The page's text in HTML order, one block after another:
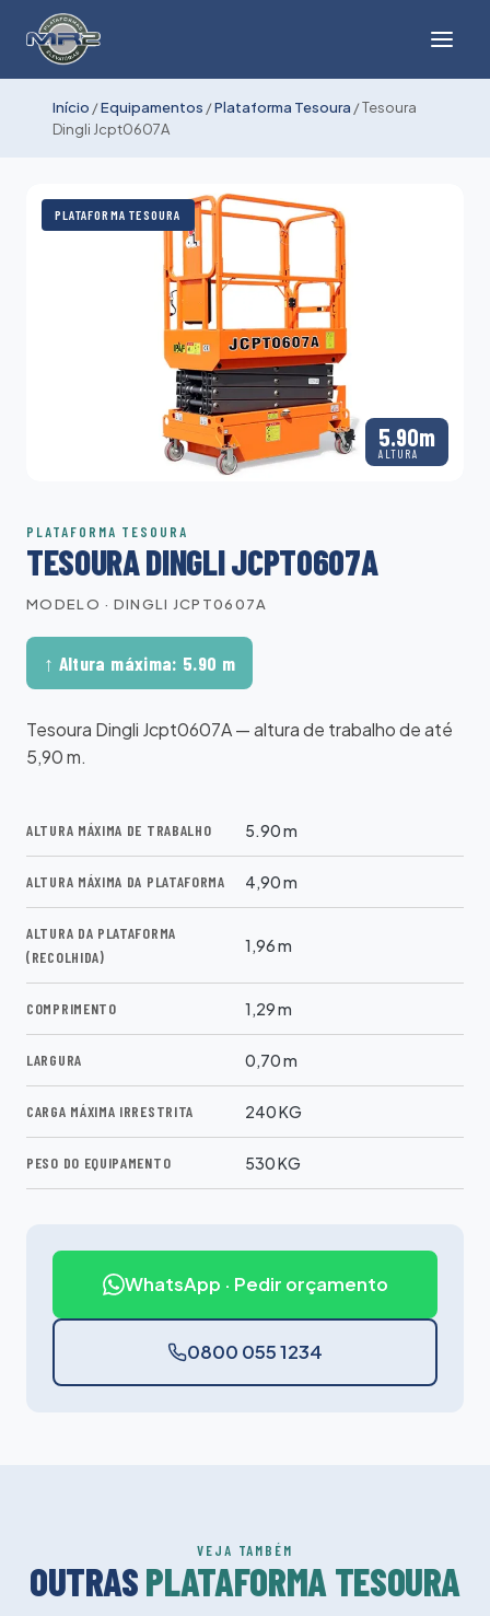
Início /Equipamentos /Plataforma Tesoura /Tesoura
Dingli Jcpt0607A
PLATAFORMA TESOURA
5.90m
ALTURA
PLATAFORMA TESOURA
TESOURA DINGLI JCPT0607A
MODELO · DINGLI JCPT0607A
↑ Altura máxima: 5.90 m
Tesoura Dingli Jcpt0607A — altura de trabalho de até
5,90 m.
ALTURA MÁXIMA DE TRABALHO 5.90 m
ALTURA MÁXIMA DA PLATAFORMA 4,90 m
ALTURA DA PLATAFORMA
(RECOLHIDA)
1,96 m
COMPRIMENTO 1,29 m
LARGURA 0,70 m
CARGA MÁXIMA IRRESTRITA 240 KG
PESO DO EQUIPAMENTO 530 KG
WhatsApp · Pedir orçamento
0800 055 1234
VEJA TAMBÉM
OUTRASPLATAFORMA TESOURA
5.90m